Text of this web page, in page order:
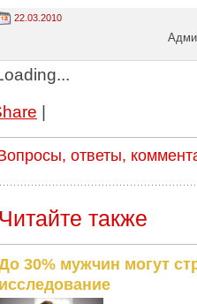
22.03.2010
|
ответы,
Читайте также
30% мужчин могут
исследование